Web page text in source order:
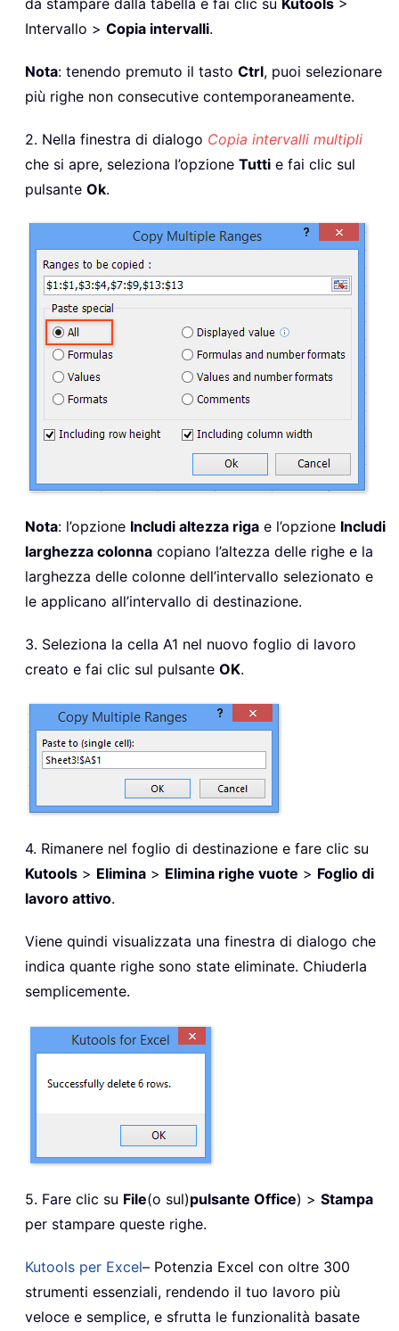
Intervallo > Copia intervalli.
Nota: tenendo premuto il tasto Ctrl, puoi selezionare
più righe non consecutive contemporaneamente.
2. Nella finestra di dialogo Copia intervalli multipli
che si apre, seleziona l’opzione Tutti e fai clic sul
pulsante Ok.
Nota: l’opzione Includi altezza riga e l’opzione Includi
larghezza colonna copiano l’altezza delle righe e la
larghezza delle colonne dell’intervallo selezionato e
le applicano all’intervallo di destinazione.
3. Seleziona la cella A1 nel nuovo foglio di lavoro
creato e fai clic sul pulsante OK.
4. Rimanere nel foglio di destinazione e fare clic su
Kutools > Elimina > Elimina righe vuote > Foglio di
lavoro attivo.
Viene quindi visualizzata una finestra di dialogo che
indica quante righe sono state eliminate. Chiuderla
semplicemente.
5. Fare clic su File(o sul)pulsante Office) > Stampa
per stampare queste righe.
Kutools per Excel– Potenzia Excel con oltre 300
strumenti essenziali, rendendo il tuo lavoro più
veloce e semplice, e sfrutta le funzionalità basate